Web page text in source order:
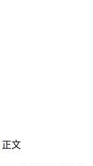
正文